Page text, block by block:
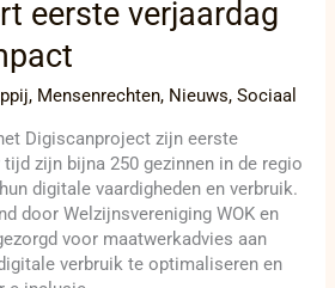
eerste verjaardag
, Mensenrechten, Nieuws,Sociaal
Digiscanproject zijn eerste
zijn bijna 250 gezinnen in de regio
digitale vaardigheden en verbruik.
door Welzijnsvereniging WOK en
voor maatwerkadvies aan
verbruik te optimaliseren en